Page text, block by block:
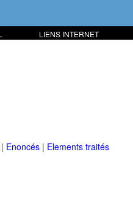
LIENS INTERNET
| Enoncés | Elements traités